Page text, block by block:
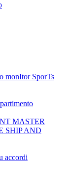
monItor SporTs
MASTER
SHIP AND
accordi